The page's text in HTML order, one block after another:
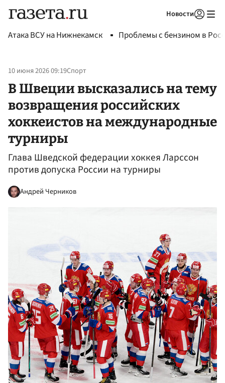
Новости
Атака ВСУ на Нижнекамск Проблемы с бензином в
10 июня 2026 09:19Спорт
В Швеции высказались на тему
возвращения российских
хоккеистов на международные
турниры
Глава Шведской федерации хоккея Ларссон
против допуска России на турниры
Андрей Черников